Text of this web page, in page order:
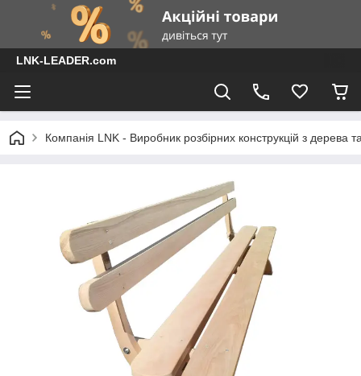
LNK-LEADER.com
Компанія LNK - Виробник розбірних конструкцій з дерева